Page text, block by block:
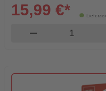
15,99 €*
remove Produkt